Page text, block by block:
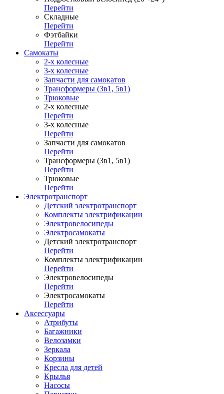
Перейти
Складные
Перейти
Фэтбайки
Перейти
Самокаты
2-х колесные
3-х колесные
Запчасти для самокатов
Трансформеры (3в1, 5в1)
Трюковые
2-х колесные
Перейти
3-х колесные
Перейти
Запчасти для самокатов
Перейти
Трансформеры (3в1, 5в1)
Перейти
Трюковые
Перейти
Электротранспорт
Детский электротранспорт
Комплекты электрификации
Электровелосипеды
Электросамокаты
Детский электротранспорт
Перейти
Комплекты электрификации
Перейти
Электровелосипеды
Перейти
Электросамокаты
Перейти
Аксессуары
Атрибуты
Багажники
Велозамки
Зеркала
Корзины
Кресла для детей
Крылья
Насосы